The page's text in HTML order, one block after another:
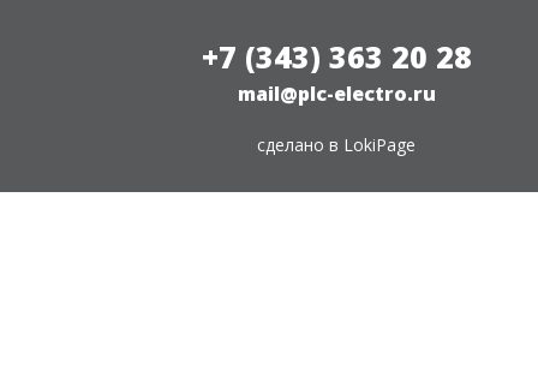
+7 (343) 363 20 28
mail@plc-electro.ru
сделано в LokiPage